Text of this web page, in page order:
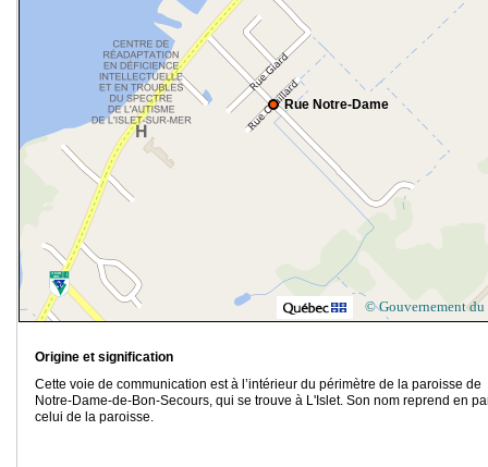
Rue Notre-Dame
© Gouvernement du
Origine et signification
Cette voie de communication est à l’intérieur du périmètre de la paroisse de
Notre-Dame-de-Bon-Secours, qui se trouve à L'Islet. Son nom reprend en
celui de la paroisse.